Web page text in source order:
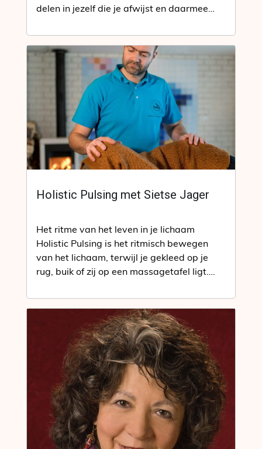
delen in jezelf die je afwijst en daarmee…
Holistic Pulsing met Sietse Jager
Het ritme van het leven in je lichaam
Holistic Pulsing is het ritmisch bewegen
van het lichaam, terwijl je gekleed op je
rug, buik of zij op een massagetafel ligt….